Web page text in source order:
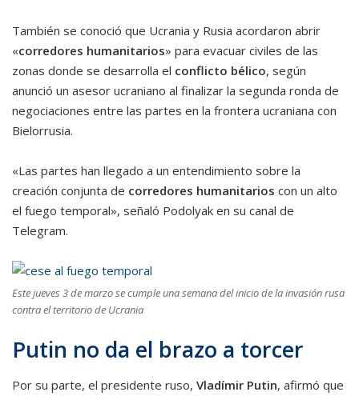
También se conoció que Ucrania y Rusia acordaron abrir
«corredores humanitarios» para evacuar civiles de las
zonas donde se desarrolla el conflicto bélico, según
anunció un asesor ucraniano al finalizar la segunda ronda de
negociaciones entre las partes en la frontera ucraniana con
Bielorrusia.
«Las partes han llegado a un entendimiento sobre la
creación conjunta de corredores humanitarios con un alto
el fuego temporal», señaló Podolyak en su canal de
Telegram.
Este jueves 3 de marzo se cumple una semana del inicio de la invasión rusa
contra el territorio de Ucrania
Putin no da el brazo a torcer
Por su parte, el presidente ruso, Vladímir Putin, afirmó que